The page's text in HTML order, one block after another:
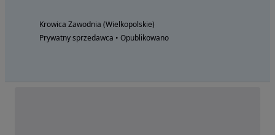
Krowica Zawodnia (Wielkopolskie)
Prywatny sprzedawca • Opublikowano